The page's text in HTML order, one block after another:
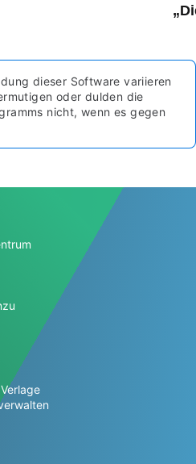
dieser Software variieren
oder dulden die
nicht, wenn es gegen